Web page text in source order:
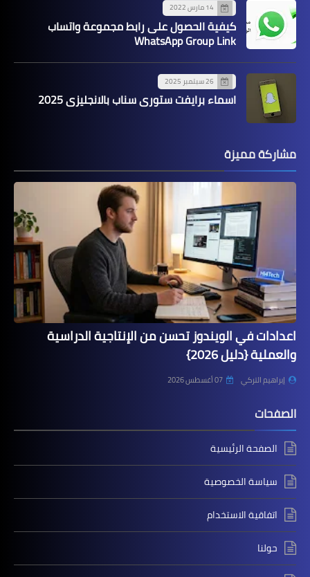
14 مارس 2022
كيفية الحصول على رابط مجموعة واتساب
WhatsApp Group Link
26 سبتمبر 2025
اسماء برايفت ستوري سناب بالانجليزي 2025
مشاركة مميزة
اعدادات في الويندوز تحسن من الإنتاجية الدراسية
والعملية {دليل 2026}
إبراهيم التركي 07 أغسطس 2026
الصفحات
الصفحة الرئيسية
سياسة الخصوصية
اتفاقية الاستخدام
حولنا